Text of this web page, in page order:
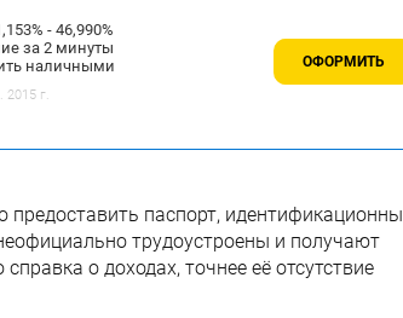
- 46,990%
за 2 минуты
наличными
г.
ОФОРМИТЬ
предоставить паспорт,
трудоустроены и получают
о доходах, точнее её отсутствие